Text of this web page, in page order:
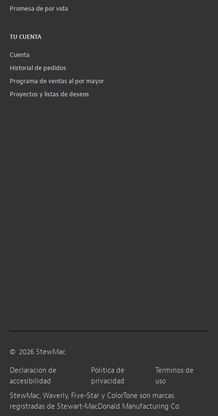
Promesa de por vida
TU CUENTA
Cuenta
Historial de pedidos
Programa de ventas al por mayor
Proyectos y listas de deseos
© 2026 StewMac
Declaración de
accesibilidad
Política de
privacidad
Términos de
uso
StewMac, Waverly, Five-Star y ColorTone son marcas
registradas de Stewart-MacDonald Manufacturing Co.